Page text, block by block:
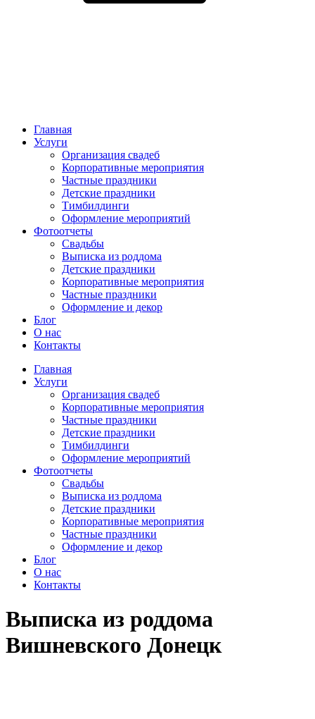
Главная
Услуги
Организация свадеб
Корпоративные мероприятия
Частные праздники
Детские праздники
Тимбилдинги
Оформление мероприятий
Фотоотчеты
Cвадьбы
Выписка из роддома
Детские праздники
Корпоративные мероприятия
Частные праздники
Оформление и декор
Блог
О нас
Контакты
Главная
Услуги
Организация свадеб
Корпоративные мероприятия
Частные праздники
Детские праздники
Тимбилдинги
Оформление мероприятий
Фотоотчеты
Cвадьбы
Выписка из роддома
Детские праздники
Корпоративные мероприятия
Частные праздники
Оформление и декор
Блог
О нас
Контакты
Выписка из роддома
Вишневского Донецк